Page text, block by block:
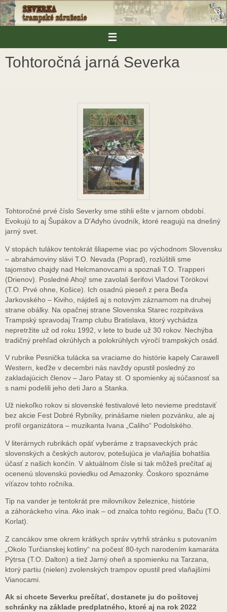
Skip
to
content
Tohtoročná jarná Severka
Tohtoročné prvé číslo Severky sme stihli ešte v jarnom období.
Evokujú to aj Šupákov a D’Adyho úvodník, ktoré reagujú na dnešný
jarný svet.
V stopách tulákov tentokrát šliapeme viac po východnom Slovensku
– abrahámoviny slávi T.O. Nevada (Poprad), rozlúštili sme
tajomstvo chajdy nad Helcmanovcami a spoznali T.O. Trapperi
(Drienov). Posledné Ahoj! sme zavolali šerifovi Vladovi Törökovi
(T.O. Prvé ohne, Košice). Ich osadnú pieseň z pera Beďa
Jarkovského – Kiviho, nájdeš aj s notovým záznamom na druhej
strane obálky. Na opačnej strane Slovenska Starec rozpitváva
Trampský spravodaj Tramp clubu Bratislava, ktorý vychádza
nepretržite už od roku 1992, v lete to bude už 30 rokov. Nechýba
tradičný prehľad okrúhlych a polokrúhlych výročí trampských osád.
V rubrike Pesnička tulácka sa vraciame do histórie kapely Carawell
Western, keďže v decembri nás navždy opustil posledný zo
zakladajúcich členov – Jaro Patay st. O spomienky aj súčasnosť sa
s nami podelili jeho deti Jaro a Stanka.
Už niekoľko rokov si slovenské festivalové leto nevieme predstaviť
bez akcie Fest Dobré Rybníky, prinášame nielen pozvánku, ale aj
profil organizátora – muzikanta Ivana „Caliho“ Podolského.
V literárnych rubrikách opäť vyberáme z trapsaveckých prác
slovenských a českých autorov, potešujúca je vlaňajšia bohatšia
účasť z našich končín. V aktuálnom čísle si tak môžeš prečítať aj
ocenenú slovenskú poviedku od Amazonky. Čoskoro spoznáme
víťazov tohto ročníka.
Tip na vander je tentokrát pre milovníkov železnice, histórie
a záhoráckeho vína. Ako inak – od znalca tohto regiónu, Baču (T.O.
Korlat).
Z cancákov sme okrem krátkych správ vytrhli stránku s putovaním
„Okolo Turčianskej kotliny“ na počesť 80-tych narodením kamaráta
Pýtrsa (T.O. Dalton) a tiež Jarný oheň a spomienku na Tarzana,
ktorý partiu (nielen) zvolenských trampov opustil pred vlaňajšími
Vianocami.
Ak si chcete Severku prečítať, dostanete ju do poštovej
schránky na základe predplatného, ktoré aj na rok 2022